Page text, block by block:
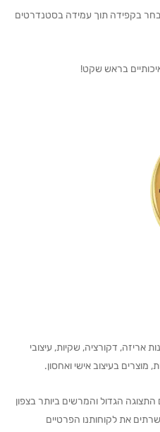
בקפידה תוך עמידה בסטנדרטים
בראש שקט!
אריזה, דקורציה, שקיות, עיצובי
מוצרים בעיצוב אישי ואחסון.
הגדול והמרשים ביותר בצפון
אנו משרתים את לקוחותנו הפרטיים